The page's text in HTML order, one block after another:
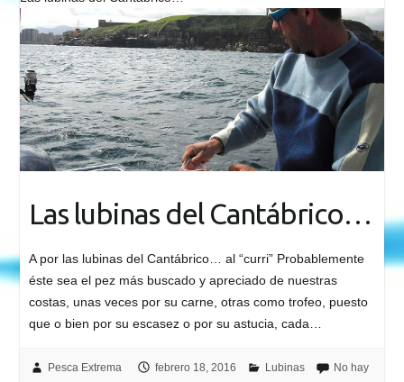
Las lubinas del Cantábrico…
A por las lubinas del Cantábrico… al “curri” Probablemente
éste sea el pez más buscado y apreciado de nuestras
costas, unas veces por su carne, otras como trofeo, puesto
que o bien por su escasez o por su astucia, cada…
Pesca Extrema febrero 18, 2016 Lubinas
No hay